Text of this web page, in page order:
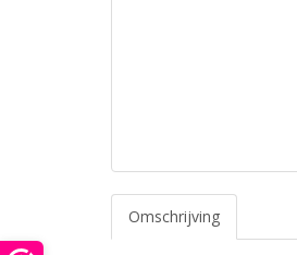
Omschrijving